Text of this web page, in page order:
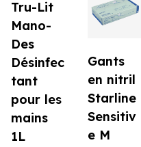
Tru-Lit
Mano-
Des
Désinfec
tant
pour les
mains
1L
Gants
en nitril
Starline
Sensitiv
e M